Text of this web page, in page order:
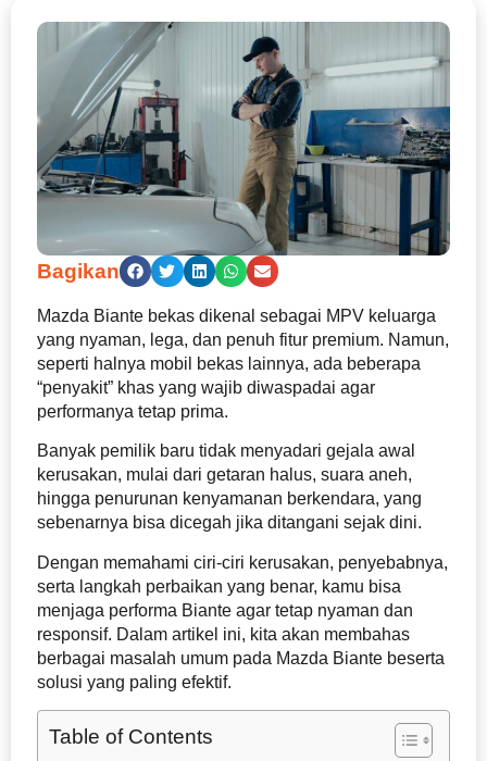
Bagikan
Mazda Biante bekas dikenal sebagai MPV keluarga
yang nyaman, lega, dan penuh fitur premium. Namun,
seperti halnya mobil bekas lainnya, ada beberapa
“penyakit” khas yang wajib diwaspadai agar
performanya tetap prima.
Banyak pemilik baru tidak menyadari gejala awal
kerusakan, mulai dari getaran halus, suara aneh,
hingga penurunan kenyamanan berkendara, yang
sebenarnya bisa dicegah jika ditangani sejak dini.
Dengan memahami ciri-ciri kerusakan, penyebabnya,
serta langkah perbaikan yang benar, kamu bisa
menjaga performa Biante agar tetap nyaman dan
responsif. Dalam artikel ini, kita akan membahas
berbagai masalah umum pada Mazda Biante beserta
solusi yang paling efektif.
Table of Contents